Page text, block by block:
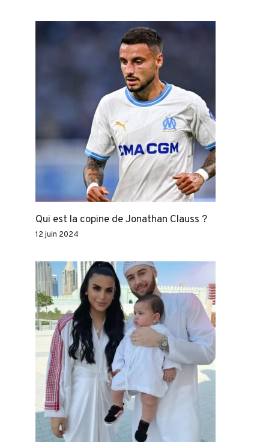
Qui est la copine de Jonathan Clauss ?
12 juin 2024